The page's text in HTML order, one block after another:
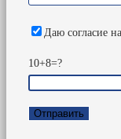
Даю согласие
10+8=?